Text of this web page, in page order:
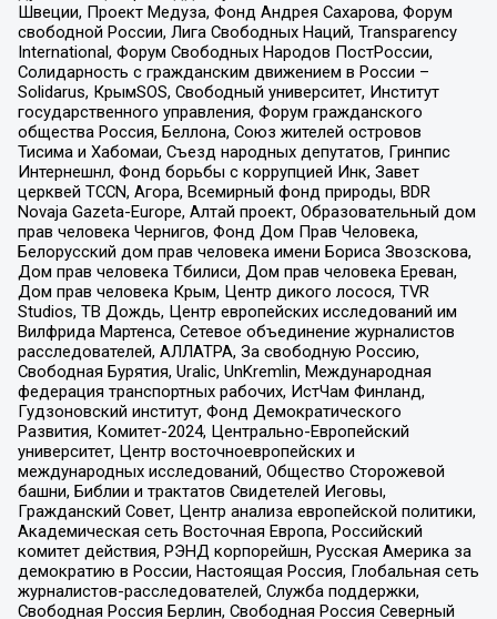
Швеции, Проект Медуза, Фонд Андрея Сахарова, Форум
свободной России, Лига Свободных Наций, Transparеncy
International, Форум Свободных Народов ПостРоссии,
Солидарность с гражданским движением в России –
Solidarus, КрымSOS, Свободный университет, Институт
государственного управления, Форум гражданского
общества Россия, Беллона, Союз жителей островов
Тисима и Хабомаи, Съезд народных депутатов, Гринпис
Интернешнл, Фонд борьбы с коррупцией Инк, Завет
церквей TCCN, Агора, Всемирный фонд природы, BDR
Novaja Gazeta-Europe, Алтай проект, Образовательный дом
прав человека Чернигов, Фонд Дом Прав Человека,
Белорусский дом прав человека имени Бориса Звозскова,
Дом прав человека Тбилиси, Дом прав человека Ереван,
Дом прав человека Крым, Центр дикого лосося, TVR
Studios, ТВ Дождь, Центр европейских исследований им
Вилфрида Мартенса, Сетевое объединение журналистов
расследователей, АЛЛАТРА, За свободную Россию,
Свободная Бурятия, Uralic, UnKremlin, Международная
федерация транспортных рабочих, ИстЧам Финланд,
Гудзоновский институт, Фонд Демократического
Развития, Комитет-2024, Центрально-Европейский
университет, Центр восточноевропейских и
международных исследований, Общество Сторожевой
башни, Библии и трактатов Свидетелей Иеговы,
Гражданский Совет, Центр анализа европейской политики,
Академическая сеть Восточная Европа, Российский
комитет действия, РЭНД корпорейшн, Русская Америка за
демократию в России, Настоящая Россия, Глобальная сеть
журналистов-расследователей, Служба поддержки,
Свободная Россия Берлин, Свободная Россия Северный